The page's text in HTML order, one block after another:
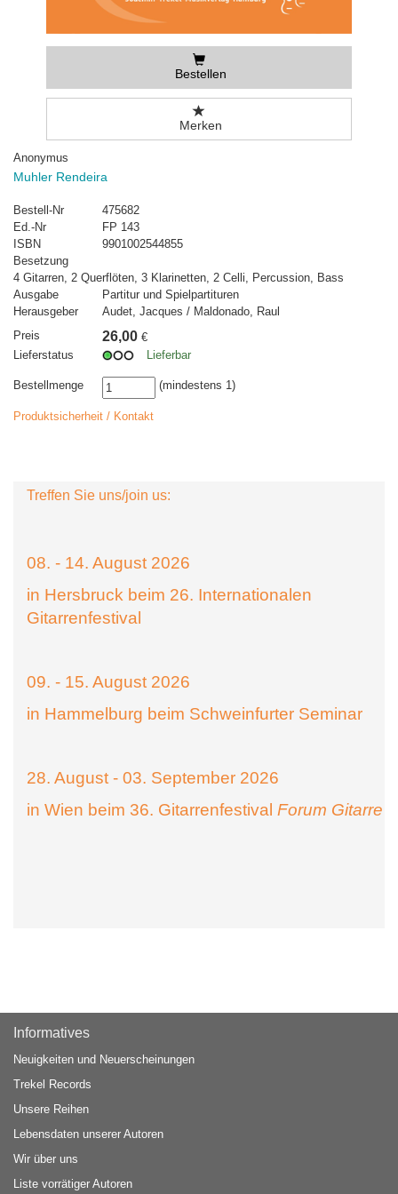
Bestellen
Merken
Anonymus
Muhler Rendeira
Bestell-Nr
475682
Ed.-Nr
FP 143
ISBN
9901002544855
Besetzung
4 Gitarren, 2 Querflöten, 3 Klarinetten, 2 Celli, Percussion, Bass
Ausgabe
Partitur und Spielpartituren
Herausgeber
Audet, Jacques / Maldonado, Raul
Preis
26,00 €
Lieferstatus
Lieferbar
Bestellmenge (mindestens 1)
Produktsicherheit / Kontakt
Treffen Sie uns/join us:
08. - 14. August 2026
in Hersbruck beim 26. Internationalen
Gitarrenfestival
09. - 15. August 2026
in Hammelburg beim Schweinfurter Seminar
28. August - 03. September 2026
in Wien beim 36. Gitarrenfestival Forum Gitarre
Informatives
Neuigkeiten und Neuerscheinungen
Trekel Records
Unsere Reihen
Lebensdaten unserer Autoren
Wir über uns
Liste vorrätiger Autoren